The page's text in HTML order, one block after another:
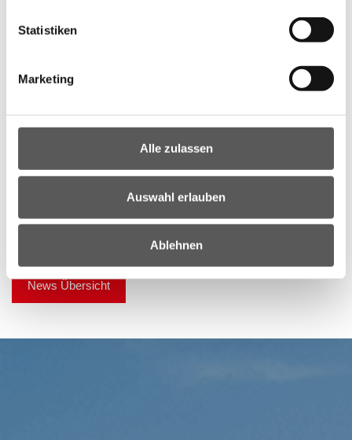
Statistiken
Marketing
Alle zulassen
Auswahl erlauben
Ablehnen
Standort:
News Übersicht